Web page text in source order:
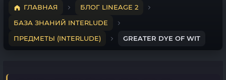
ГЛАВНАЯ
БЛОГ LINEAGE 2
БАЗА ЗНАНИЙ INTERLUDE
ПРЕДМЕТЫ (INTERLUDE)
GREATER DYE OF WIT